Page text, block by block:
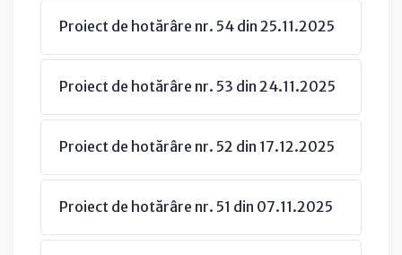
Proiect de hotărâre nr. 54 din 25.11.2025
Proiect de hotărâre nr. 53 din 24.11.2025
Proiect de hotărâre nr. 52 din 17.12.2025
Proiect de hotărâre nr. 51 din 07.11.2025